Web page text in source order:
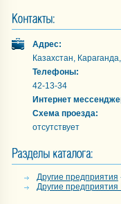
Адрес:
Казахстан,
Телефоны:
42-13-34
Интернет
Схема проезда:
отсутствует
Другие предприятия
Другие предприятия